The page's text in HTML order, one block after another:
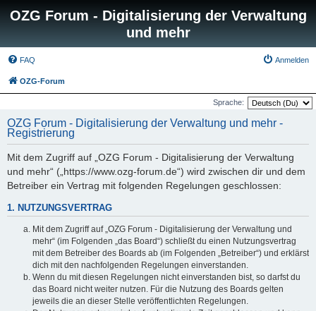
OZG Forum - Digitalisierung der Verwaltung
und mehr
FAQ Anmelden
OZG-Forum
Sprache:
OZG Forum - Digitalisierung der Verwaltung und mehr -
Registrierung
Mit dem Zugriff auf „OZG Forum - Digitalisierung der Verwaltung
und mehr“ („https://www.ozg-forum.de“) wird zwischen dir und dem
Betreiber ein Vertrag mit folgenden Regelungen geschlossen:
1. NUTZUNGSVERTRAG
Mit dem Zugriff auf „OZG Forum - Digitalisierung der Verwaltung und
mehr“ (im Folgenden „das Board“) schließt du einen Nutzungsvertrag
mit dem Betreiber des Boards ab (im Folgenden „Betreiber“) und erklärst
dich mit den nachfolgenden Regelungen einverstanden.
Wenn du mit diesen Regelungen nicht einverstanden bist, so darfst du
das Board nicht weiter nutzen. Für die Nutzung des Boards gelten
jeweils die an dieser Stelle veröffentlichten Regelungen.